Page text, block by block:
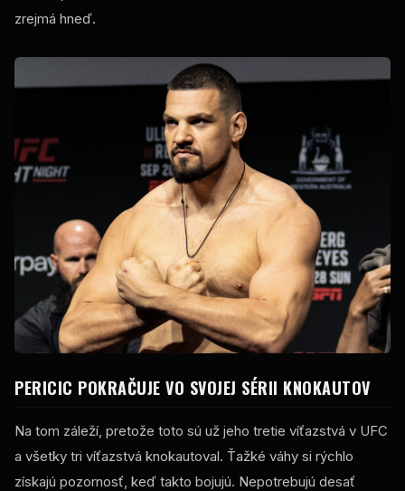
zrejmá hneď.
PERICIC POKRAČUJE VO SVOJEJ SÉRII KNOKAUTOV
Na tom záleží, pretože toto sú už jeho tretie víťazstvá v UFC
a všetky tri víťazstvá knokautoval. Ťažké váhy si rýchlo
získajú pozornosť, keď takto bojujú. Nepotrebujú desať